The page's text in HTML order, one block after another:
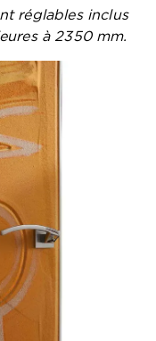
réglables inclus
à 2350 mm.